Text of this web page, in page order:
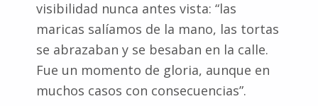
visibilidad nunca antes vista: “las
maricas salíamos de la mano, las tortas
se abrazaban y se besaban en la calle.
Fue un momento de gloria, aunque en
muchos casos con consecuencias”.